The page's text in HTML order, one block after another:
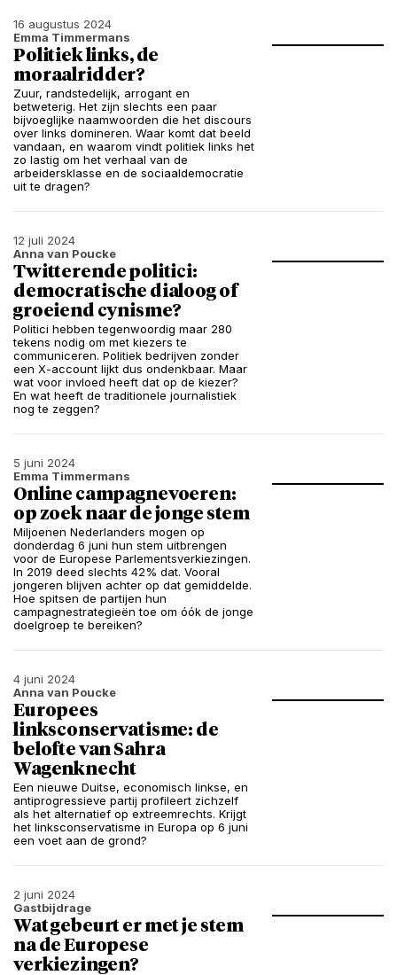
16 augustus 2024
Emma Timmermans
Politiek links, de
moraalridder?
Zuur, randstedelijk, arrogant en
betweterig. Het zijn slechts een paar
bijvoeglijke naamwoorden die het discours
over links domineren. Waar komt dat beeld
vandaan, en waarom vindt politiek links het
zo lastig om het verhaal van de
arbeidersklasse en de sociaaldemocratie
uit te dragen?
12 juli 2024
Anna van Poucke
Twitterende politici:
democratische dialoog of
groeiend cynisme?
Politici hebben tegenwoordig maar 280
tekens nodig om met kiezers te
communiceren. Politiek bedrijven zonder
een X-account lijkt dus ondenkbaar. Maar
wat voor invloed heeft dat op de kiezer?
En wat heeft de traditionele journalistiek
nog te zeggen?
5 juni 2024
Emma Timmermans
Online campagnevoeren:
op zoek naar de jonge stem
Miljoenen Nederlanders mogen op
donderdag 6 juni hun stem uitbrengen
voor de Europese Parlementsverkiezingen.
In 2019 deed slechts 42% dat. Vooral
jongeren blijven achter op dat gemiddelde.
Hoe spitsen de partijen hun
campagnestrategieën toe om óók de jonge
doelgroep te bereiken?
4 juni 2024
Anna van Poucke
Europees
linksconservatisme: de
belofte van Sahra
Wagenknecht
Een nieuwe Duitse, economisch linkse, en
antiprogressieve partij profileert zichzelf
als het alternatief op extreemrechts. Krijgt
het linksconservatisme in Europa op 6 juni
een voet aan de grond?
2 juni 2024
Gastbijdrage
Wat gebeurt er met je stem
na de Europese
verkiezingen?